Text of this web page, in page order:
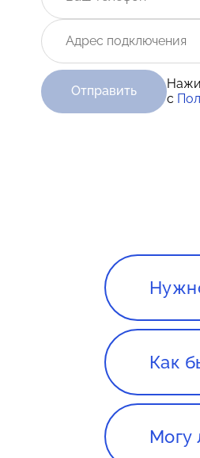
Отправить
с
Нет.
Как
Все
Могу